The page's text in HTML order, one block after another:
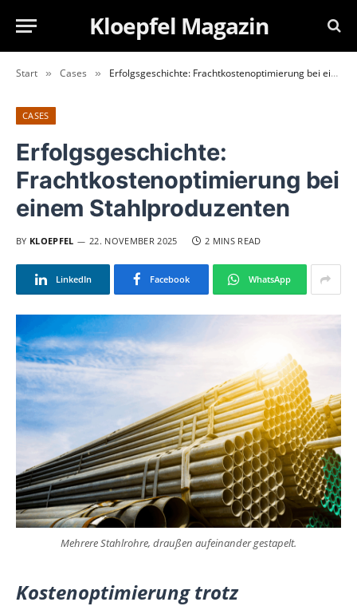
Kloepfel Magazin
Start » Cases » Erfolgsgeschichte: Frachtkostenoptimierung bei einem Stahlproduzenten
CASES
Erfolgsgeschichte:
Frachtkostenoptimierung bei
einem Stahlproduzenten
BY KLOEPFEL 22. NOVEMBER 2025 2 MINS READ
LinkedIn Facebook WhatsApp
Mehrere Stahlrohre, draußen aufeinander gestapelt.
Kostenoptimierung trotz